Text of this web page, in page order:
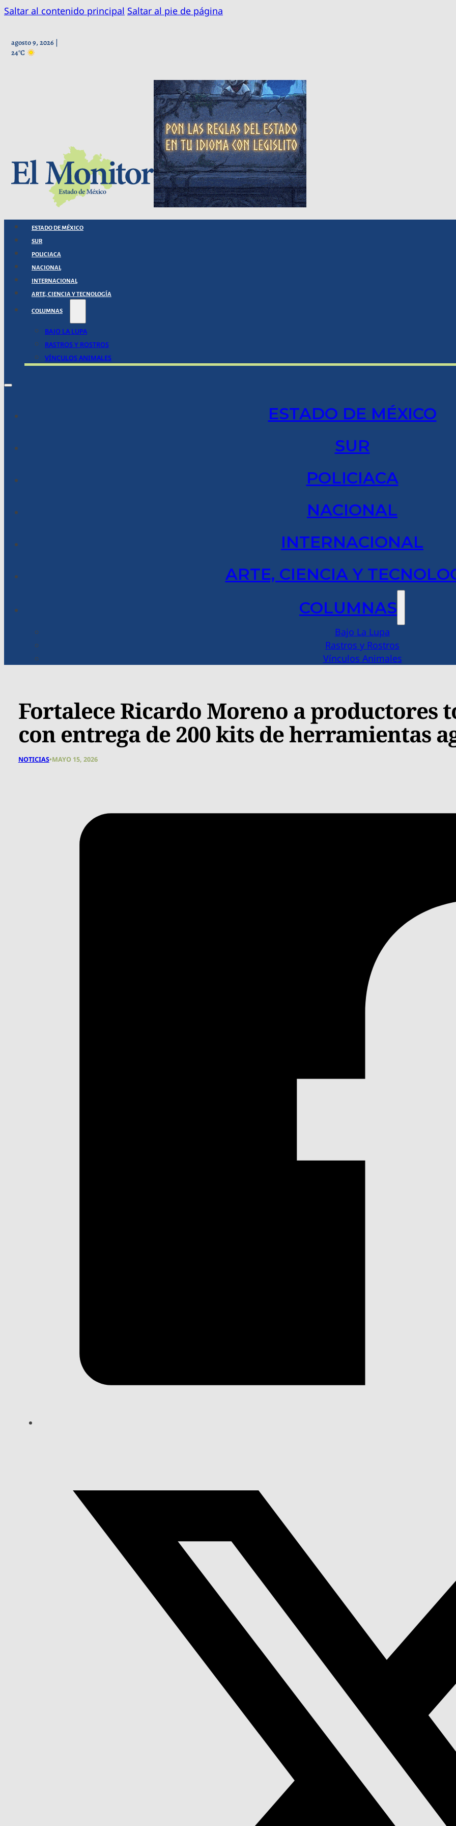
Saltar al contenido principal Saltar al pie de página
agosto 9, 2026 |
24°C
ESTADO DE MÉXICO
SUR
POLICIACA
NACIONAL
INTERNACIONAL
ARTE, CIENCIA Y TECNOLOGÍA
COLUMNAS
BAJO LA LUPA
RASTROS Y ROSTROS
VÍNCULOS ANIMALES
ESTADO DE MÉXICO
SUR
POLICIACA
NACIONAL
INTERNACIONAL
ARTE, CIENCIA Y
COLUMNAS
Bajo La Lupa
Rastros y Rostros
Vínculos Animales
Fortalece Ricardo Moreno a productores
con entrega de 200 kits de herramientas
NOTICIAS•MAYO 15, 2026